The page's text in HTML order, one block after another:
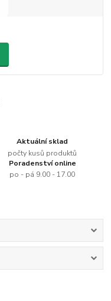
Aktuální sklad
počty kusů produktů
Poradenství online
po - pá 9.00 - 17.00